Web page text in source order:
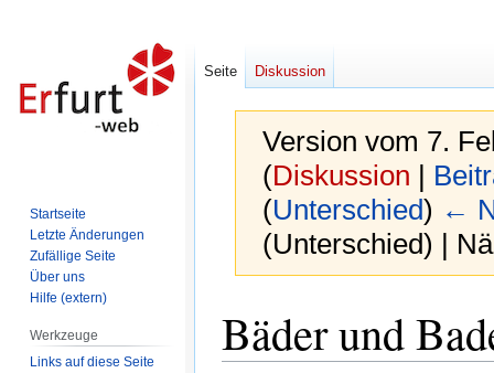
Version vom 7.
(Diskussion |
(Unterschied) ←
(Unterschied) |
Navigation
springen
Suche
springen
Bäder und
Seite Diskussion
Startseite
Letzte Änderungen
Zufällige Seite
Über uns
Hilfe (extern)
Werkzeuge
Links auf diese Seite